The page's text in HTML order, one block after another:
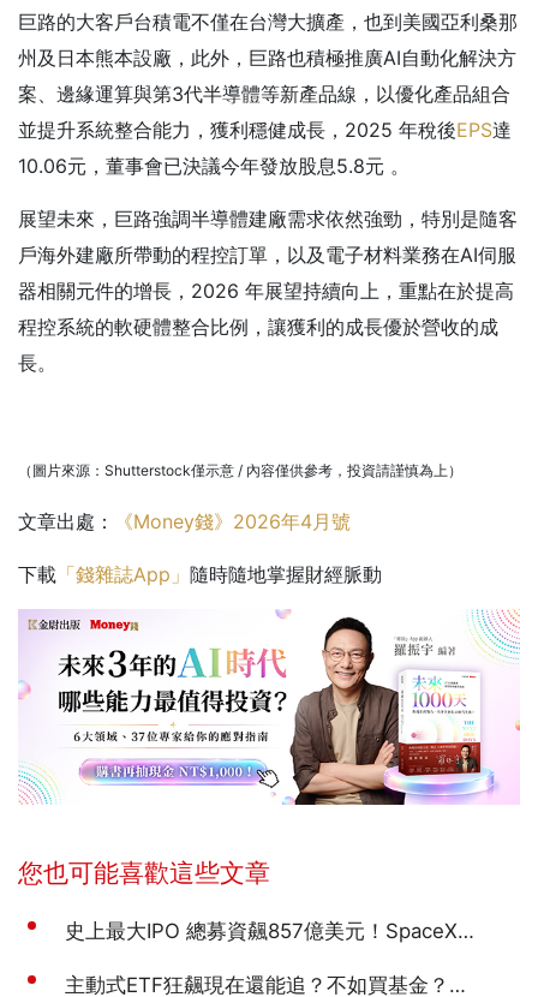
巨路的大客戶台積電不僅在台灣大擴產，也到美國亞利桑那
州及日本熊本設廠，此外，巨路也積極推廣AI自動化解決方
案、邊緣運算與第3代半導體等新產品線，以優化產品組合
並提升系統整合能力，獲利穩健成長，2025 年稅後EPS達
10.06元，董事會已決議今年發放股息5.8元 。
展望未來，巨路強調半導體建廠需求依然強勁，特別是隨客
戶海外建廠所帶動的程控訂單，以及電子材料業務在AI伺服
器相關元件的增長，2026 年展望持續向上，重點在於提高
程控系統的軟硬體整合比例，讓獲利的成長優於營收的成
長。
（圖片來源：Shutterstock僅示意 / 內容僅供參考，投資請謹慎為上）
文章出處： 《Money錢》2026年4月號
下載 「錢雜誌App」 隨時隨地掌握財經脈動